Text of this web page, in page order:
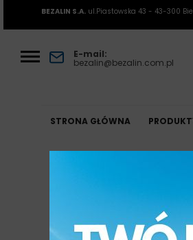
BEZALIN S.A. ul.Piastowska 43 - 43-300
E-mail:
bezalin@bezalin.com.pl
STRONA GŁÓWNA